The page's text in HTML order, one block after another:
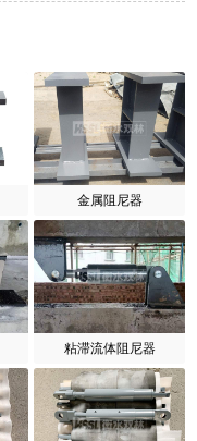
金属阻尼器
粘滞流体阻尼器